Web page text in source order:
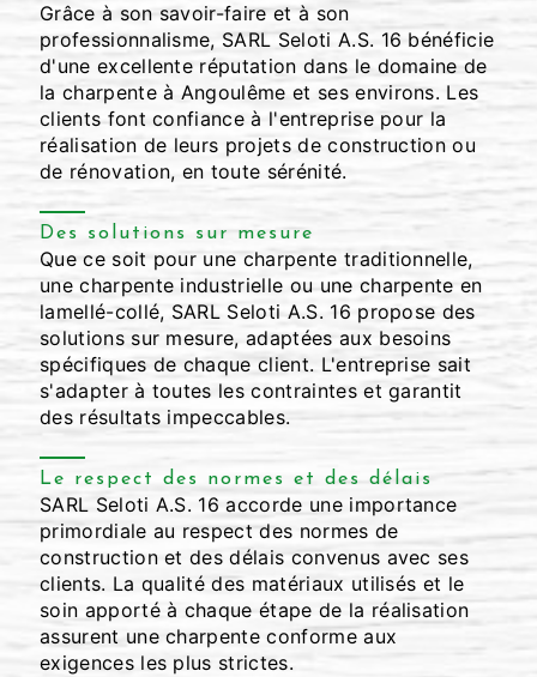
Grâce à son savoir-faire et à son
professionnalisme, SARL Seloti A.S. 16 bénéficie
d'une excellente réputation dans le domaine de
la charpente à Angoulême et ses environs. Les
clients font confiance à l'entreprise pour la
réalisation de leurs projets de construction ou
de rénovation, en toute sérénité.
Des solutions sur mesure
Que ce soit pour une charpente traditionnelle,
une charpente industrielle ou une charpente en
lamellé-collé, SARL Seloti A.S. 16 propose des
solutions sur mesure, adaptées aux besoins
spécifiques de chaque client. L'entreprise sait
s'adapter à toutes les contraintes et garantit
des résultats impeccables.
Le respect des normes et des délais
SARL Seloti A.S. 16 accorde une importance
primordiale au respect des normes de
construction et des délais convenus avec ses
clients. La qualité des matériaux utilisés et le
soin apporté à chaque étape de la réalisation
assurent une charpente conforme aux
exigences les plus strictes.